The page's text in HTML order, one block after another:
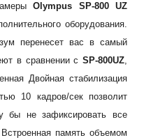
Olympus SP-800 UZ
оборудования.
перенесет вас в самый
в сравнении с SP-800UZ,
Двойная стабилизация
10 кадров/сек позволит
бы не зафиксировать все
память объемом